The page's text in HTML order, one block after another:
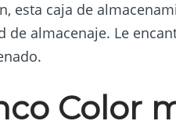
esta caja de
de almacenaje. Le
Color